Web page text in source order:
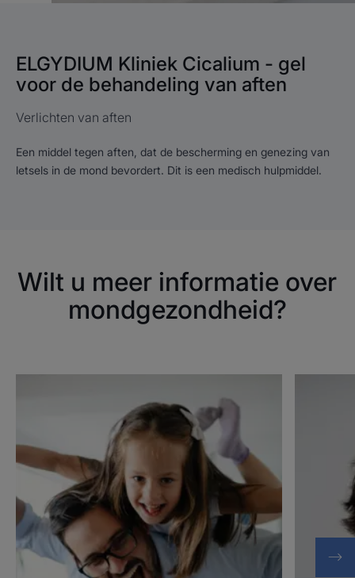
ELGYDIUM Kliniek Cicalium - gel
voor de behandeling van aften
Verlichten van aften
Een middel tegen aften, dat de bescherming en genezing van
letsels in de mond bevordert. Dit is een medisch hulpmiddel.
Wilt u meer informatie over
mondgezondheid?